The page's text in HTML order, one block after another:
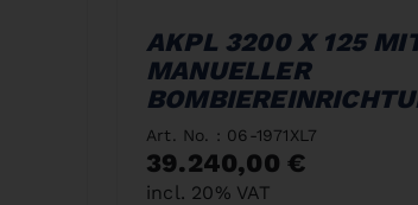
AKPL 3200 X 125
MANUELLER
Art. No. : 06-1971XL7
39.240,00 €
incl. 20% VAT